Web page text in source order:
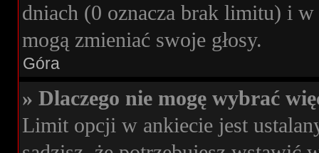
dniach (0 oznacza brak limitu) i
mogą zmieniać swoje głosy.
Góra
» Dlaczego nie mogę wybrać
Limit opcji w ankiecie jest